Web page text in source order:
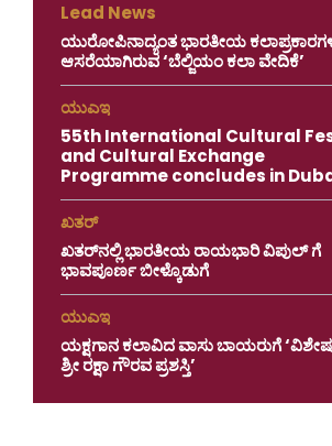
Lead News
ಯುರೋಪಿನಾದ್ಯಂತ ಭಾರತೀಯ
ಆಸರೆಯಾಗಿರುವ ‘ಬೆಲ್ಜಿಯಂ ಕಲಾ ವೇದಿಕೆ’
ಯುಎಇ
55th International Cultural
and Cultural Exchange
Programme concludes in
ಖತರ್
ಖತರ್‌ನಲ್ಲಿ ಭಾರತೀಯ ರಾಯಭಾರಿ ವಿಪುಲ್ ಗೆ
ಭಾವಪೂರ್ಣ ಬೀಳ್ಕೊಡುಗೆ
ಯುಎಇ
ಯಕ್ಷಗಾನ ಕಲಾವಿದ ವಾಸು ಬಾಯರುಗೆ
ಶ್ರೀ ರಕ್ಷಾ ಗೌರವ ಪ್ರಶಸ್ತಿ’